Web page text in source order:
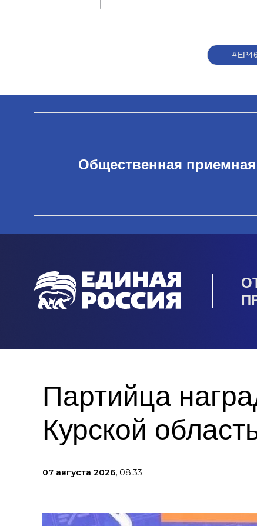
#ЕР46
Общественная приемная
Партийца
Курской
07 августа 2026, 08:33